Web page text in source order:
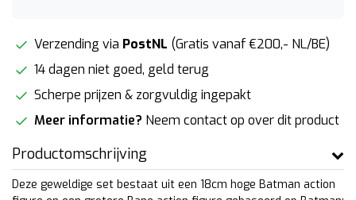
Verzending via PostNL (Gratis vanaf €200,- NL/BE)
14 dagen niet goed, geld terug
Scherpe prijzen & zorgvuldig ingepakt
Meer informatie? Neem contact op over dit product
Productomschrijving
Deze geweldige set bestaat uit een 18cm hoge Batman action